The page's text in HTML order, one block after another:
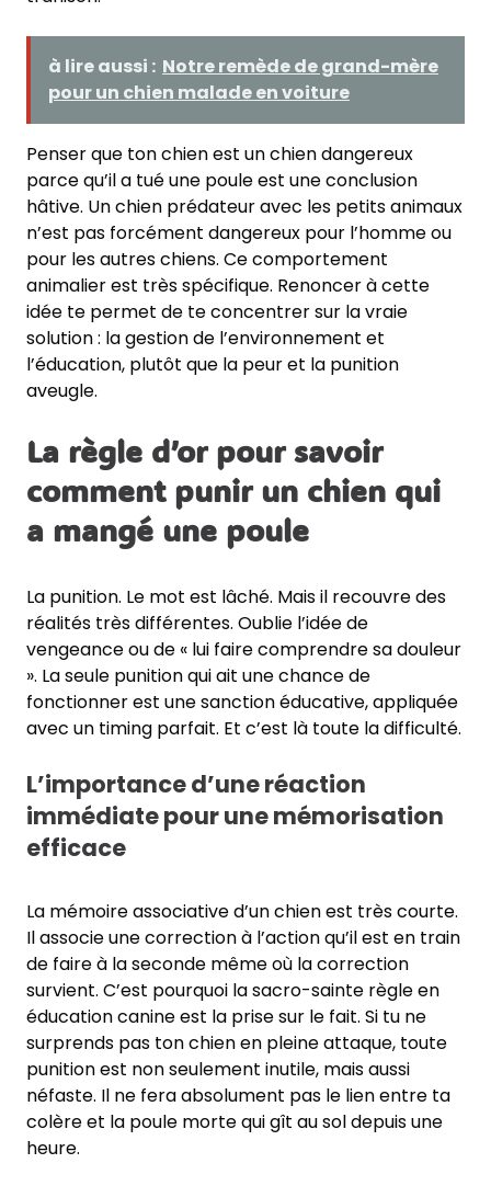
à lire aussi : Notre remède de grand-mère
pour un chien malade en voiture
Penser que ton chien est un chien dangereux
parce qu’il a tué une poule est une conclusion
hâtive. Un chien prédateur avec les petits animaux
n’est pas forcément dangereux pour l’homme ou
pour les autres chiens. Ce comportement
animalier est très spécifique. Renoncer à cette
idée te permet de te concentrer sur la vraie
solution : la gestion de l’environnement et
l’éducation, plutôt que la peur et la punition
aveugle.
La règle d’or pour savoir
comment punir un chien qui
a mangé une poule
La punition. Le mot est lâché. Mais il recouvre des
réalités très différentes. Oublie l’idée de
vengeance ou de « lui faire comprendre sa douleur
». La seule punition qui ait une chance de
fonctionner est une sanction éducative, appliquée
avec un timing parfait. Et c’est là toute la difficulté.
L’importance d’une réaction
immédiate pour une mémorisation
efficace
La mémoire associative d’un chien est très courte.
Il associe une correction à l’action qu’il est en train
de faire à la seconde même où la correction
survient. C’est pourquoi la sacro-sainte règle en
éducation canine est la prise sur le fait. Si tu ne
surprends pas ton chien en pleine attaque, toute
punition est non seulement inutile, mais aussi
néfaste. Il ne fera absolument pas le lien entre ta
colère et la poule morte qui gît au sol depuis une
heure.